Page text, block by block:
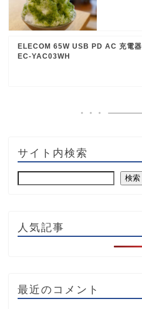
ELECOM 65W USB PD AC 充電器
EC-YAC03WH
サイト内検索
検索
人気記事
最近のコメント